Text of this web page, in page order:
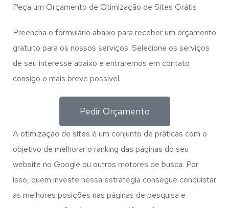
Peça um Orçamento de Otimização de Sites Grátis
Preencha o formulário abaixo para receber um orçamento
gratuito para os nossos serviços. Selecione os serviços
de seu interesse abaixo e entraremos em contato
consigo o mais breve possível.
Pedir Orçamento
A otimização de sites é um conjunto de práticas com o
objetivo de melhorar o ranking das páginas do seu
website no Google ou outros motores de busca. Por
isso, quem investe nessa estratégia consegue conquistar
as melhores posições nas páginas de pesquisa e